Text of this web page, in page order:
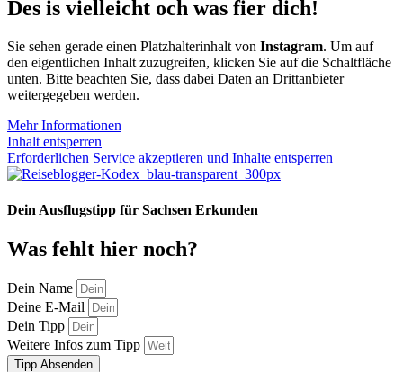
Des is vielleicht och was fier dich!
Sie sehen gerade einen Platzhalterinhalt von Instagram. Um auf
den eigentlichen Inhalt zuzugreifen, klicken Sie auf die Schaltfläche
unten. Bitte beachten Sie, dass dabei Daten an Drittanbieter
weitergegeben werden.
Mehr Informationen
Inhalt entsperren
Erforderlichen Service akzeptieren und Inhalte entsperren
Dein Ausflugstipp für Sachsen Erkunden
Was fehlt hier noch?
Dein Name
Deine E-Mail
Dein Tipp
Weitere Infos zum Tipp
Tipp Absenden